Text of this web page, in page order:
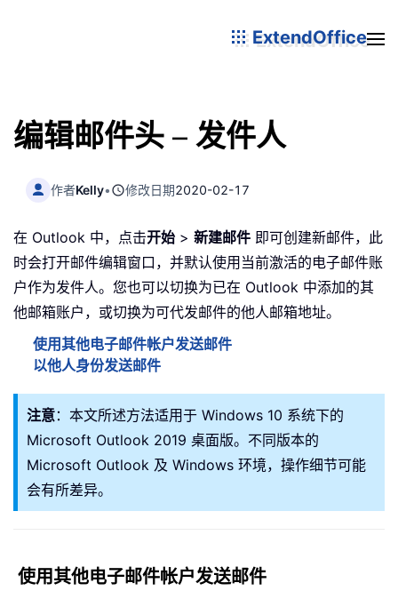
ExtendOffice
编辑邮件头 – 发件人
作者Kelly• 修改日期2020-02-17
在 Outlook 中，点击开始 > 新建邮件 即可创建新邮件，此
时会打开邮件编辑窗口，并默认使用当前激活的电子邮件账
户作为发件人。您也可以切换为已在 Outlook 中添加的其
他邮箱账户，或切换为可代发邮件的他人邮箱地址。
使用其他电子邮件帐户发送邮件
以他人身份发送邮件
注意：本文所述方法适用于 Windows 10 系统下的
Microsoft Outlook 2019 桌面版。不同版本的
Microsoft Outlook 及 Windows 环境，操作细节可能
会有所差异。
使用其他电子邮件帐户发送邮件